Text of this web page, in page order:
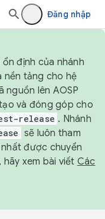
Đăng nhập
định của nhánh
nền tảng cho hệ
nguồn lên AOSP
và đóng góp cho
release . Nhánh
sẽ luôn tham
được chuyển
xem bài viết Các